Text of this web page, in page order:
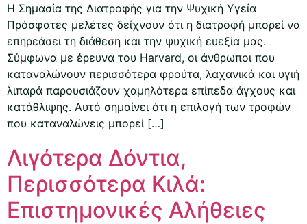
Η Σημασία της Διατροφής για την Ψυχική Υγεία
Πρόσφατες μελέτες δείχνουν ότι η διατροφή μπορεί να
επηρεάσει τη διάθεση και την ψυχική ευεξία μας.
Σύμφωνα με έρευνα του Harvard, οι άνθρωποι που
καταναλώνουν περισσότερα φρούτα, λαχανικά και υγιή
λιπαρά παρουσιάζουν χαμηλότερα επίπεδα άγχους και
κατάθλιψης. Αυτό σημαίνει ότι η επιλογή των τροφών
που καταναλώνεις μπορεί […]
Λιγότερα Δόντια,
Περισσότερα Κιλά:
Επιστημονικές Αλήθειες